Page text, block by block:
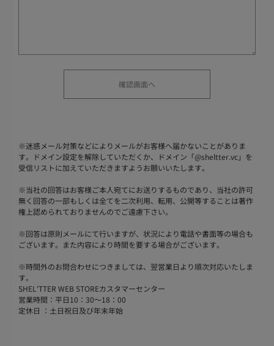
※迷惑メール対策などによりメールがお客様へ届かないことがありま
す。ドメイン設定を解除していただくか、ドメイン「@sheltter.vc」を
受信リストに加えていただきますようお願いいたします。
※当社の回答はお客様ご本人宛てにお送りするものであり、当社の許可
無く回答の一部もしくは全てを二次利用、転用、公開等することは著作
権上認められておりませんのでご遠慮下さい。
※回答は原則メールにて行いますが、状況により電話や書面等の場合も
ございます。また内容により時間を要する場合がございます。
※時間外のお問合わせにつきましては、翌営業日より順次対応いたしま
す。
SHEL'TTER WEB STOREカスタマーセンター
営業時間：平日10：30～18：00
定休日 ：土日祝日及び年末年始